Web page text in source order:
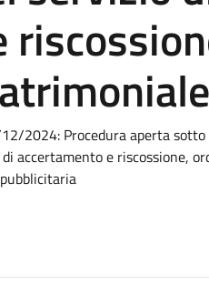
2024: Procedura aperta sotto
accertamento e riscossione,